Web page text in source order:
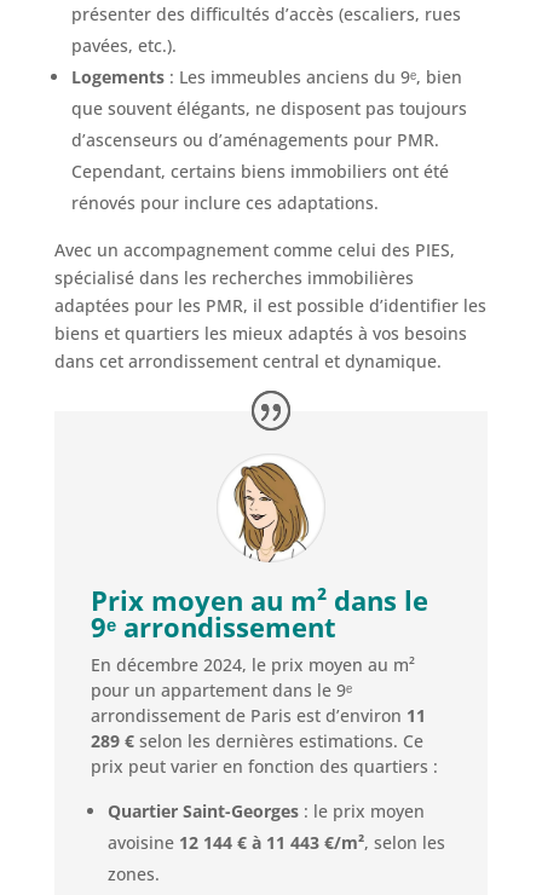
présenter des difficultés d’accès (escaliers, rues
pavées, etc.).
Logements: Les immeubles anciens du 9ᵉ, bien
que souvent élégants, ne disposent pas toujours
d’ascenseurs ou d’aménagements pour PMR.
Cependant, certains biens immobiliers ont été
rénovés pour inclure ces adaptations.
Avec un accompagnement comme celui des PIES,
spécialisé dans les recherches immobilières
adaptées pour les PMR, il est possible d’identifier les
biens et quartiers les mieux adaptés à vos besoins
dans cet arrondissement central et dynamique.
Prix moyen au m² dans le
9ᵉ arrondissement
En décembre 2024, le prix moyen au m²
pour un appartement dans le 9ᵉ
arrondissement de Paris est d’environ 11
289 €selon les dernières estimations. Ce
prix peut varier en fonction des quartiers :
Quartier Saint-Georges: le prix moyen
avoisine 12 144 € à 11 443 €/m², selon les
zones.